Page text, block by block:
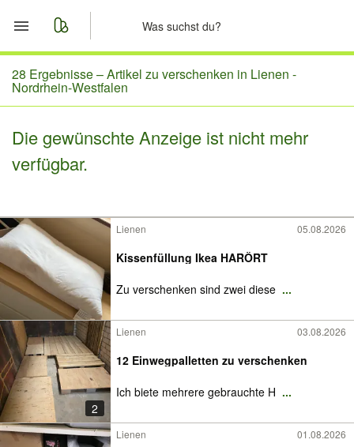
Start
Merkliste
Nachrichten
28 Ergebnisse –Artikel zu verschenken in Lienen -
Nordrhein-Westfalen
Die gewünschte Anzeige ist nicht mehr
verfügbar.
Lienen 05.08.2026
Kissenfüllung Ikea HARÖRT
Zu verschenken sind zwei diese ...
2
Lienen 03.08.2026
12 Einwegpalletten zu verschenken
Ich biete mehrere gebrauchte H ...
Lienen 01.08.2026